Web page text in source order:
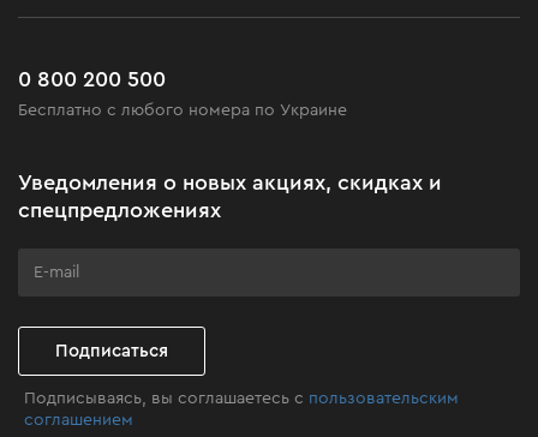
Черная пятница
Клуб мастерства
Часто задаваемые вопросы
0 800 200 500
Бесплатно с любого номера по Украине
Уведомления о новых акциях, скидках и
спецпредложениях
Подписаться
Подписываясь, вы соглашаетесь с пользовательским
соглашением